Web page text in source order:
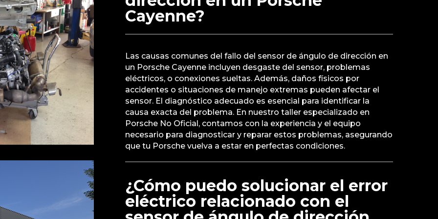
Cayenne?
Las causas comunes del fallo del sensor de ángulo de dirección en
un Porsche Cayenne incluyen desgaste del sensor, problemas
eléctricos, o conexiones sueltas. Además, daños físicos por
accidentes o situaciones de manejo extremas pueden afectar el
sensor. El diagnóstico adecuado es esencial para identificar la
causa exacta del problema. En nuestro taller especializado en
Porsche No Oficial, contamos con la experiencia y el equipo
necesario para diagnosticar y reparar estos problemas, asegurando
que tu Porsche vuelva a estar en perfectas condiciones.
¿Cómo puedo solucionar el error
eléctrico relacionado con el